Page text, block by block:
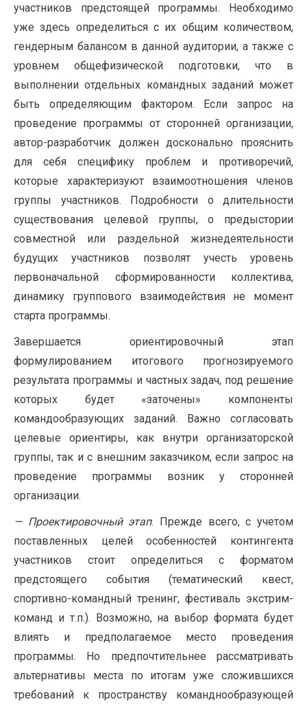
участников предстоящей программы. Необходимо
уже здесь определиться с их общим количеством,
гендерным балансом в данной аудитории, а также с
уровнем общефизической подготовки, что в
выполнении отдельных командных заданий может
быть определяющим фактором. Если запрос на
проведение программы от сторонней организации,
автор-разработчик должен досконально прояснить
для себя специфику проблем и противоречий,
которые характеризуют взаимоотношения членов
группы участников. Подробности о длительности
существования целевой группы, о предыстории
совместной или раздельной жизнедеятельности
будущих участников позволят учесть уровень
первоначальной сформированности коллектива,
динамику группового взаимодействия не момент
старта программы.
Завершается ориентировочный этап
формулированием итогового прогнозируемого
результата программы и частных задач, под решение
которых будет «заточены» компоненты
командообразующих заданий. Важно согласовать
целевые ориентиры, как внутри организаторской
группы, так и с внешним заказчиком, если запрос на
проведение программы возник у сторонней
организации.
— Проектировочный этап. Прежде всего, с учетом
поставленных целей особенностей контингента
участников стоит определиться с форматом
предстоящего события (тематический квест,
спортивно-командный тренинг, фестиваль экстрим-
команд и т.п.). Возможно, на выбор формата будет
влиять и предполагаемое место проведения
программы. Но предпочтительнее рассматривать
альтернативы места по итогам уже сложившихся
требований к пространству команднообразующей